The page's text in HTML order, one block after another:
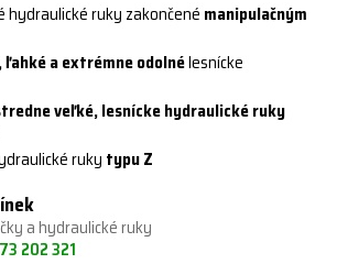
hydraulické ruky zakončené manipulačným
ľahké a extrémne odolnélesnícke
veľké, lesnícke hydraulické ruky
ruky typu Z
a hydraulické ruky
202 321